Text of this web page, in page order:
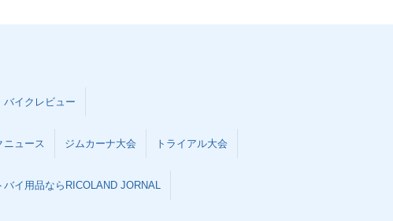
バイクレビュー
ニュース ジムカーナ大会 トライアル大会
バイ用品ならRICOLAND JORNAL